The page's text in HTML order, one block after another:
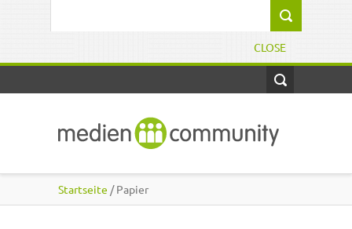
CLOSE
Startseite / Papier